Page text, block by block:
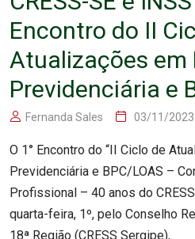
Encontro do II
Atualizações em
Previdenciária e
Fernanda Sales 03/11/2023
O 1° Encontro do “II Ciclo de
Previdenciária e BPC/LOAS –
Profissional – 40 anos do
quarta-feira, 1º, pelo Conselho
18ª Região (CRESS Sergipe),